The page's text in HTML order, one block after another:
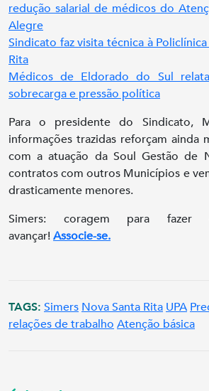
redução salarial de médicos do
Alegre
Sindicato faz visita técnica à
Rita
Médicos de Eldorado do Sul
sobrecarga e pressão política
Para o presidente do Sindicato,
informações trazidas reforçam ainda
com a atuação da Soul Gestão de
contratos com outros Municípios e
drasticamente menores.
Simers: coragem para
avançar!Associe-se.
TAGS: Simers Nova Santa Rita UPA
relações de trabalho Atenção básica